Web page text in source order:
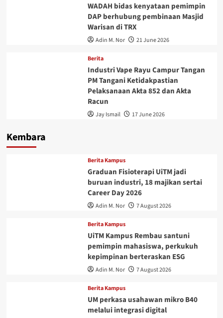
WADAH bidas kenyataan pemimpin
DAP berhubung pembinaan Masjid
Warisan di TRX
Adin M. Nor 21 June 2026
Berita
Industri Vape Rayu Campur Tangan
PM Tangani Ketidakpastian
Pelaksanaan Akta 852 dan Akta
Racun
Jay Ismail 17 June 2026
Kembara
Berita Kampus
Graduan Fisioterapi UiTM jadi
buruan industri, 18 majikan sertai
Career Day 2026
Adin M. Nor 7 August 2026
Berita Kampus
UiTM Kampus Rembau santuni
pemimpin mahasiswa, perkukuh
kepimpinan berteraskan ESG
Adin M. Nor 7 August 2026
Berita Kampus
UM perkasa usahawan mikro B40
melalui integrasi digital